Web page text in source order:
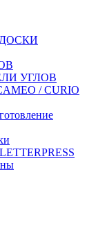
УГЛОВ
/ CURIO